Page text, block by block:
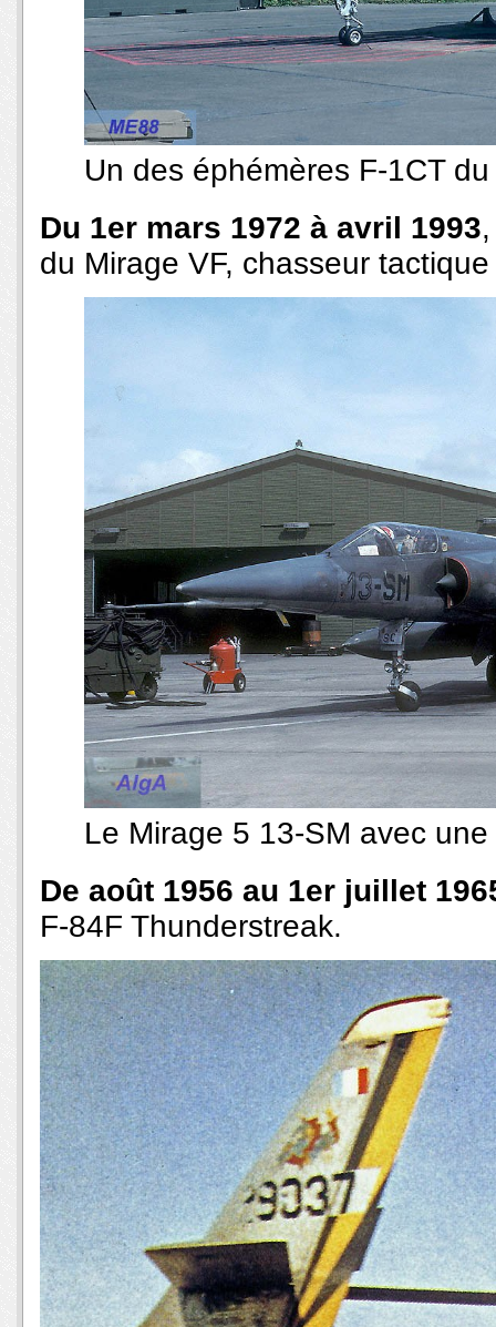
Un des éphémères F-1CT
Du 1er mars 1972 à avril 1993
du Mirage VF, chasseur
Le Mirage 5 13-SM avec
De août 1956 au 1er juillet
F-84F Thunderstreak.